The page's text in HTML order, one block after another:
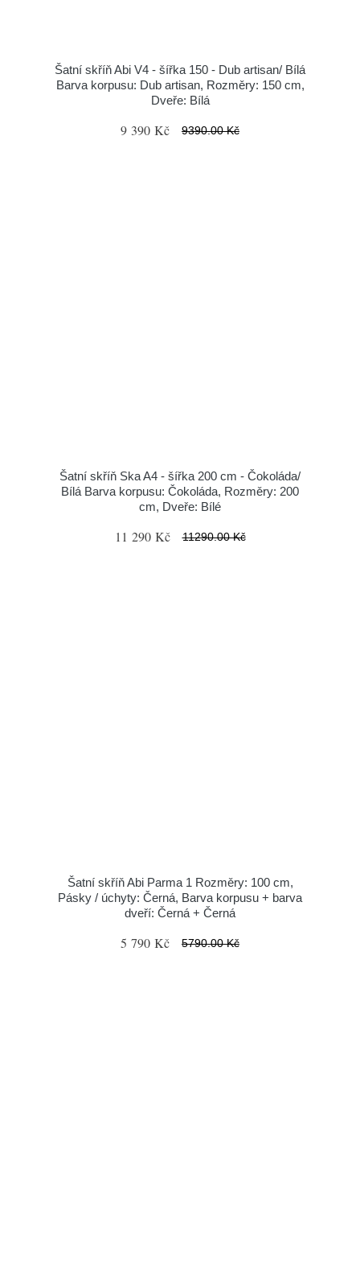
Šatní skříň Abi V4 - šířka 150 - Dub artisan/ Bílá
Barva korpusu: Dub artisan, Rozměry: 150 cm,
Dveře: Bílá
9 390 Kč 9390.00 Kč
Šatní skříň Ska A4 - šířka 200 cm - Čokoláda/
Bílá Barva korpusu: Čokoláda, Rozměry: 200
cm, Dveře: Bílé
11 290 Kč 11290.00 Kč
Šatní skříň Abi Parma 1 Rozměry: 100 cm,
Pásky / úchyty: Černá, Barva korpusu + barva
dveří: Černá + Černá
5 790 Kč 5790.00 Kč